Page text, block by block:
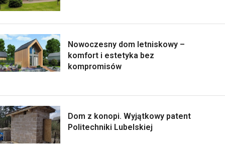
Nowoczesny dom letniskowy –
komfort i estetyka bez
kompromisów
Dom z konopi. Wyjątkowy patent
Politechniki Lubelskiej